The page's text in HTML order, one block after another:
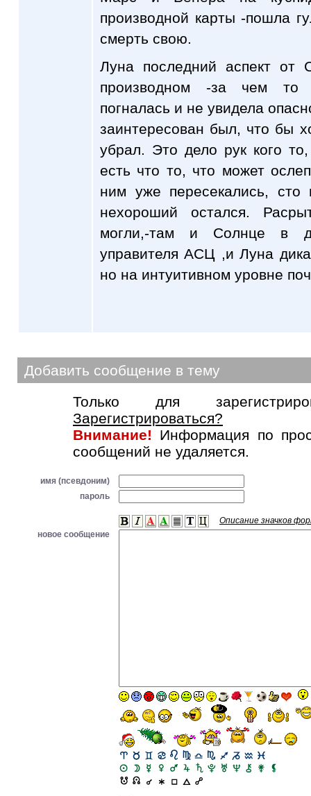
производной карты -пошла
смерть свою.
Луна последний аспект
производном -за чем то
погналась и не увидела
заинтересован был, что бы
убрал. Это дело рук кого
есть что то, что может
ним уже пересекались, сто
нехороший остался.
могли,-там и Солнце в
управителя АСЦ ,и Луна
но на интуитивном уровне
Добавить сообщение в тему
Только для
Зарегистрироваться?
Внимание! Информация по
сообщений не удаляется.
имя (псевдоним)
пароль
Описание значков
новое сообщение